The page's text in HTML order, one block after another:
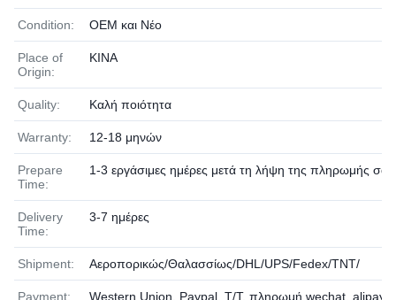
Condition: OEM και Νέο
Place of
Origin:
ΚΙΝΑ
Quality: Καλή ποιότητα
Warranty: 12-18 μηνών
Prepare
Time:
1-3 εργάσιμες ημέρες μετά τη λήψη της πληρωμής σας
Delivery
Time:
3-7 ημέρες
Shipment: Αεροπορικώς/Θαλασσίως/DHL/UPS/Fedex/TNT/
Payment:
Western Union, Paypal, T/T, πληρωμή wechat, alipay,